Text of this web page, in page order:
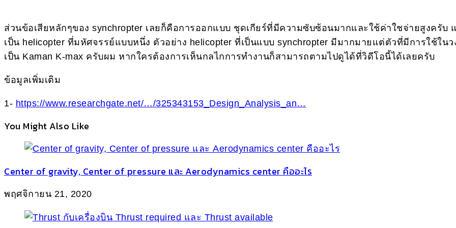
ส่วนข้อเสียหลักๆของ synchropter เลยก็คือการออกแบบ ชุดเกียร์ที่มีความซับซ้อนมากและใช้ค่าใชจ่ายสูงครับ
เป็น helicopter ที่มหัศจรรย์แบบหนึ่ง ตัวอย่าง helicopter ที่เป็นแบบ synchropter มีมากมายแต่ตัวที่มีการใช้ในว
เป็น Kaman K-max ครับผม หากใครต้องการเห็นกลไกการทำงานก็สามารถตามไปดูได้ที่วิดีโอนี้ได้เลยครับ
ข้อมูลเพิ่มเติม
1- https://www.researchgate.net/…/325343153_Design_Analysis_an…
You Might Also Like
Center of gravity, Center of pressure และ Aerodynamics center คืออะไร
พฤศจิกายน 21, 2020